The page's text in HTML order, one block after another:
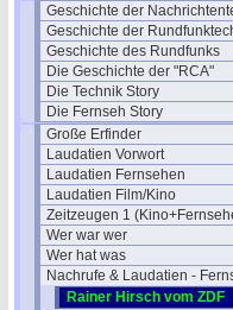
Geschichte der
Geschichte der
Geschichte des Rundfunks
Die Geschichte der "RCA"
Die Technik Story
Die Fernseh Story
Große Erfinder
Laudatien Vorwort
Laudatien Fernsehen
Laudatien Film/Kino
Zeitzeugen 1
Wer war wer
Wer hat was
Nachrufe & Laudatien -
Rainer Hirsch vom ZDF